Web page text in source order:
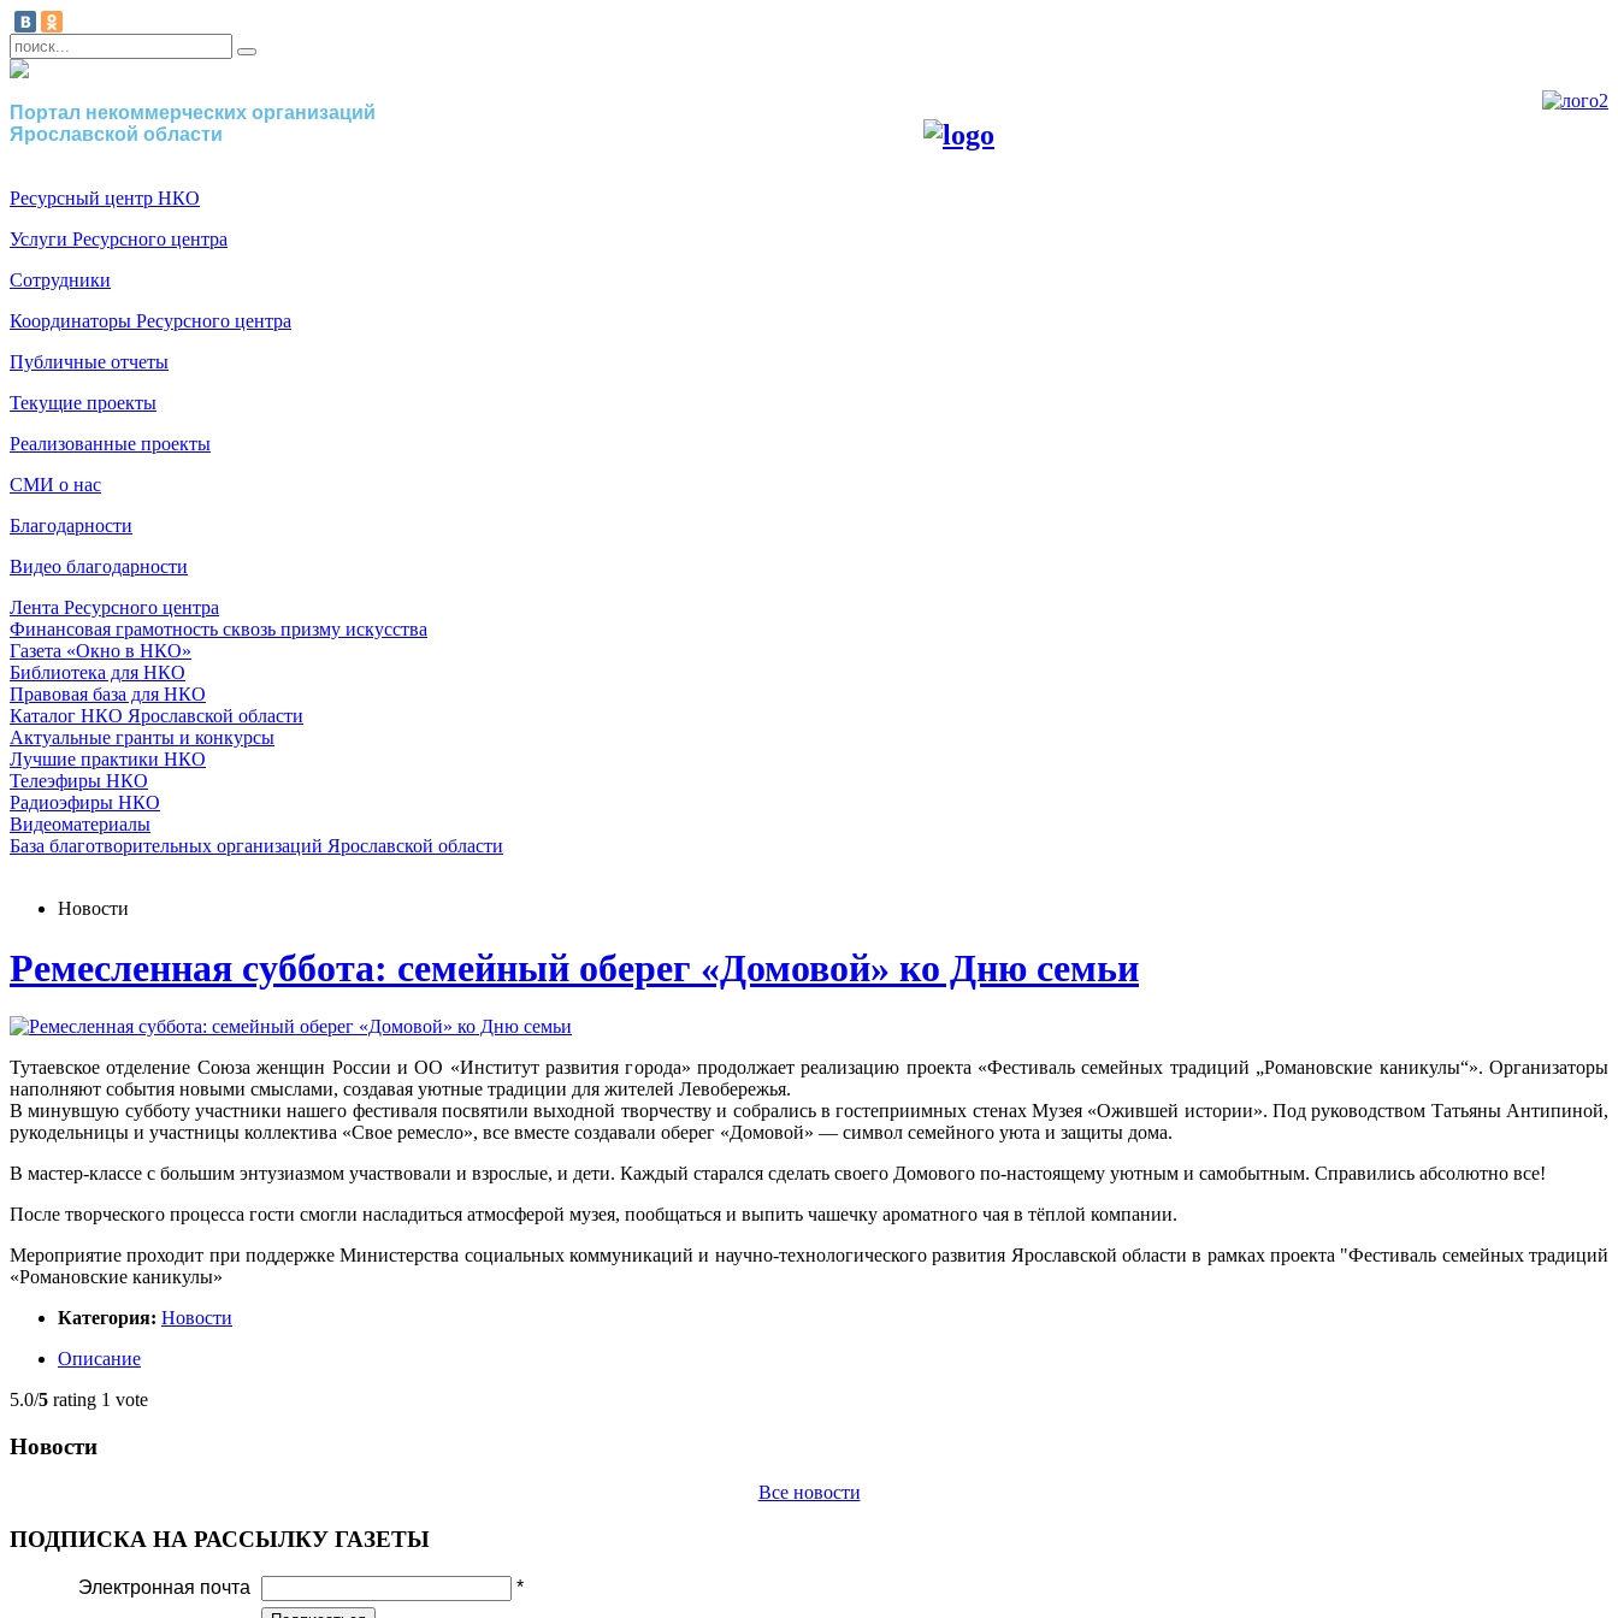
Портал некоммерческих организаций
Ярославской области
Ресурсный центр НКО
Услуги Ресурсного центра
Сотрудники
Координаторы Ресурсного центра
Публичные отчеты
Текущие проекты
Реализованные проекты
СМИ о нас
Благодарности
Видео благодарности
Лента Ресурсного центра
Финансовая грамотность сквозь призму искусства
Газета «Окно в НКО»
Библиотека для НКО
Правовая база для НКО
Каталог НКО Ярославской области
Актуальные гранты и конкурсы
Лучшие практики НКО
Телеэфиры НКО
Радиоэфиры НКО
Видеоматериалы
База благотворительных организаций Ярославской области
Новости
Ремесленная суббота: семейный оберег «Домовой» ко Дню семьи
Тутаевское отделение Союза женщин России и ОО «Институт развития города» продолжает реализацию проекта «Фестиваль семейных традиций „Романовские каникулы“». Организаторы
наполняют события новыми смыслами, создавая уютные традиции для жителей Левобережья.
В минувшую субботу участники нашего фестиваля посвятили выходной творчеству и собрались в гостеприимных стенах Музея «Ожившей истории». Под руководством Татьяны Антипиной,
рукодельницы и участницы коллектива «Свое ремесло», все вместе создавали оберег «Домовой» — символ семейного уюта и защиты дома.
В мастер-классе с большим энтузиазмом участвовали и взрослые, и дети. Каждый старался сделать своего Домового по-настоящему уютным и самобытным. Справились абсолютно все!
После творческого процесса гости смогли насладиться атмосферой музея, пообщаться и выпить чашечку ароматного чая в тёплой компании.
Мероприятие проходит при поддержке Министерства социальных коммуникаций и научно-технологического развития Ярославской области в рамках проекта "Фестиваль семейных традиций
«Романовские каникулы»
Категория: Новости
Описание
5.0/5 rating 1 vote
Новости
Все новости
ПОДПИСКА НА РАССЫЛКУ ГАЗЕТЫ
Электронная почта *